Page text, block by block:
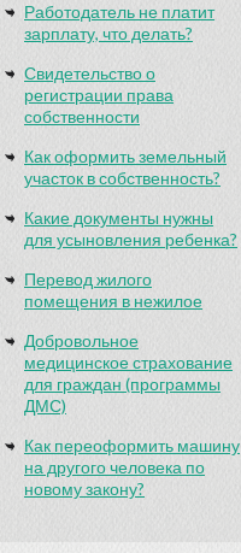
Работодатель не платит
зарплату, что делать?
Свидетельство о
регистрации права
собственности
Как оформить земельный
участок в собственность?
Какие документы нужны
для усыновления ребенка?
Перевод жилого
помещения в нежилое
Добровольное
медицинское страхование
для граждан (программы
ДМС)
Как переоформить машину
на другого человека по
новому закону?